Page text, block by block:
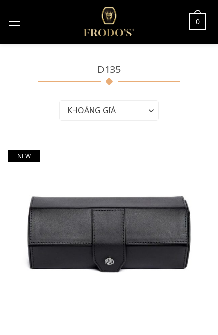
0
D135
KHOẢNG GIÁ
NEW